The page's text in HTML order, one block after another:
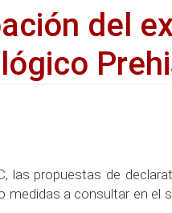
del
las propuestas de
a consultar en